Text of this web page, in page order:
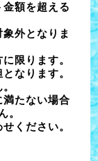
額を超える
外となりま
限ります。
なります。
たない場合
。
ください。